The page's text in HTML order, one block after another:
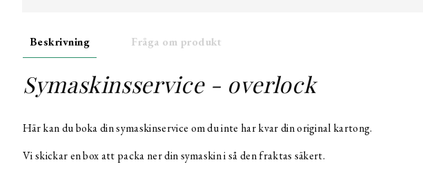
Beskrivning Fråga om produkt
Symaskinsservice - overlock
Här kan du boka din symaskinservice om du inte har kvar din original kartong.
Vi skickar en box att packa ner din symaskin i så den fraktas säkert.